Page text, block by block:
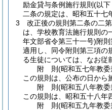
励金貸与条例施行規則 (以下
二条の規定は、昭和五十七
3
改正後の規則第二条の二
は、学校教育法施行規則の
年文部省令第三十一号)附
適用し、同令附則第三項の
る生徒については、なお従
附 則(昭和五七年教委
この規則は、公布の日から
附 則(昭和五八年教委
この規則は、昭和五十八年
附 則(昭和五九年教委